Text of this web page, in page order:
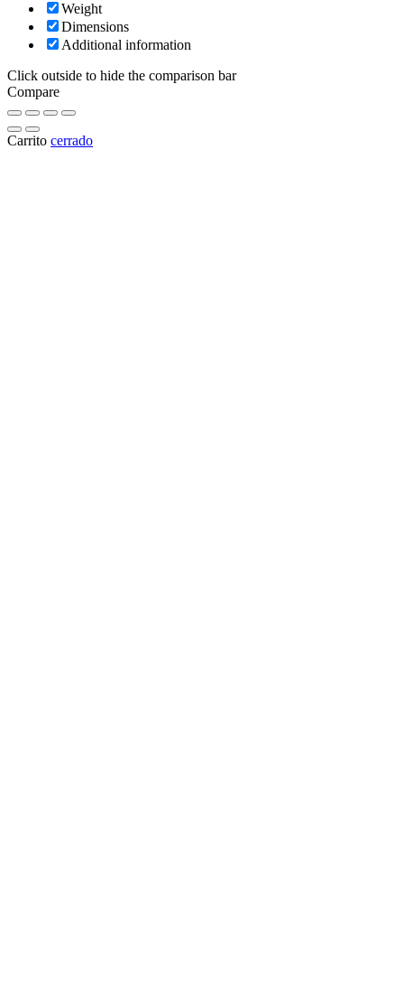
Weight
Dimensions
Additional information
Click outside to hide the comparison bar
Compare
Carrito cerrado